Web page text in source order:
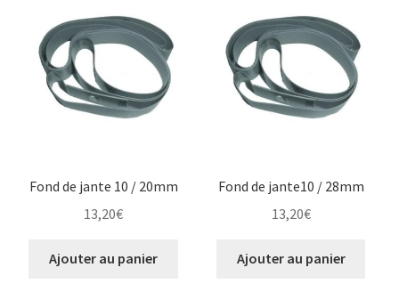
Fond de jante 10 / 20mm
13,20€
Ajouter au panier
Fond de jante10 / 28mm
13,20€
Ajouter au panier